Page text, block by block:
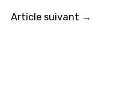
Article suivant →